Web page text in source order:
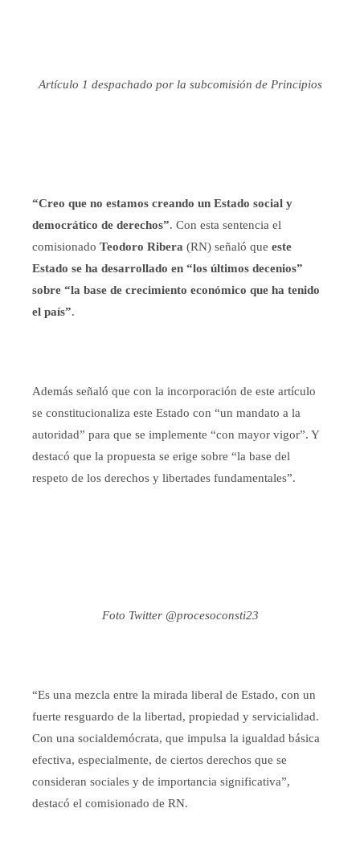
Artículo 1 despachado por la subcomisión de Principios
“Creo que no estamos creando un Estado social y
democrático de derechos”. Con esta sentencia el
comisionado Teodoro Ribera (RN) señaló que este
Estado se ha desarrollado en “los últimos decenios”
sobre “la base de crecimiento económico que ha tenido
el país”.
Además señaló que con la incorporación de este artículo
se constitucionaliza este Estado con “un mandato a la
autoridad” para que se implemente “con mayor vigor”. Y
destacó que la propuesta se erige sobre “la base del
respeto de los derechos y libertades fundamentales”.
Foto Twitter @procesoconsti23
“Es una mezcla entre la mirada liberal de Estado, con un
fuerte resguardo de la libertad, propiedad y servicialidad.
Con una socialdemócrata, que impulsa la igualdad básica
efectiva, especialmente, de ciertos derechos que se
consideran sociales y de importancia significativa”,
destacó el comisionado de RN.